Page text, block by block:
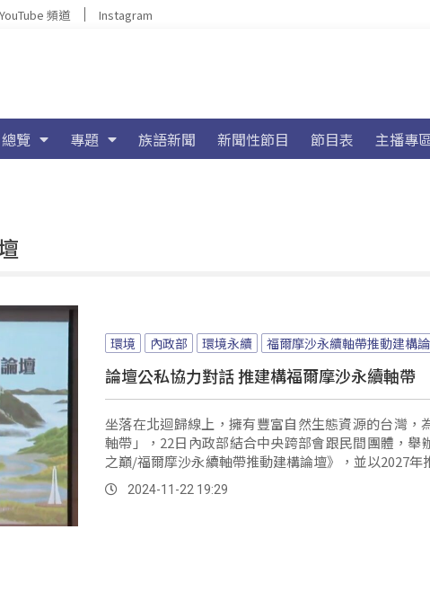
YouTube 頻道 Instagram
總覽 專題 族語新聞 新聞性節目 節目表 主播專
環境 內政部 環境永續 福爾摩沙永續軸帶推動建構
論壇公私協力對話 推建構福爾摩沙永續軸帶
坐落在北迴歸線上，擁有豐富自然生態資源的台灣，
軸帶」，22日內政部結合中央跨部會跟民間團體，舉
之巔/福爾摩沙永續軸帶推動建構論壇》，並以2027年
為方針。
2024-11-22 19:29